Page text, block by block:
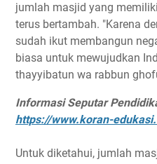
jumlah masjid yang
terus bertambah. "Karena
sudah ikut membangun
biasa untuk mewujudkan
thayyibatun wa rabbun
Informasi Seputar
https://www.koran-
Untuk diketahui, jumlah